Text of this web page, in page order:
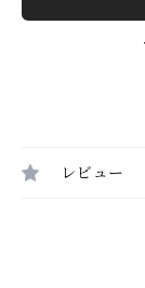
レビュー